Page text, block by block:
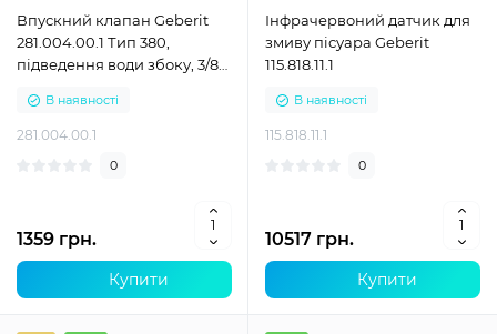
Впускний клапан Geberit
281.004.00.1 Тип 380,
підведення води збоку, 3/8"
В наявності
281.004.00.1
0
1359 грн.
Купити
Інфрачервоний датчик для
змиву пісуара Geberit
115.818.11.1
В наявності
115.818.11.1
0
10517 грн.
Купити